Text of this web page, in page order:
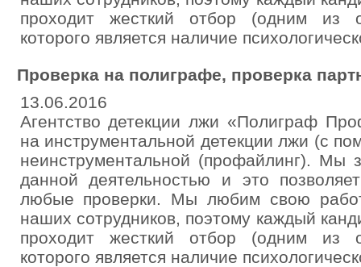
проходит жесткий отбор (одним из
которого является наличие
Проверка на полиграфе, проверка
13.06.2016
Агентство детекции лжи «Полиграф
на инструментальной детекции лжи (с
неинструментальной (профайлинг). Мы
данной деятельностью и это
любые проверки. Мы любим свою
наших сотрудников, поэтому каждый
проходит жесткий отбор (одним из
которого является наличие